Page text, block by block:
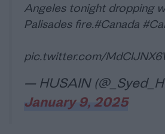
Angeles tonight dropping
Palisades fire.#Canada
pic.twitter.com/
— HUSAIN
January 9, 2025